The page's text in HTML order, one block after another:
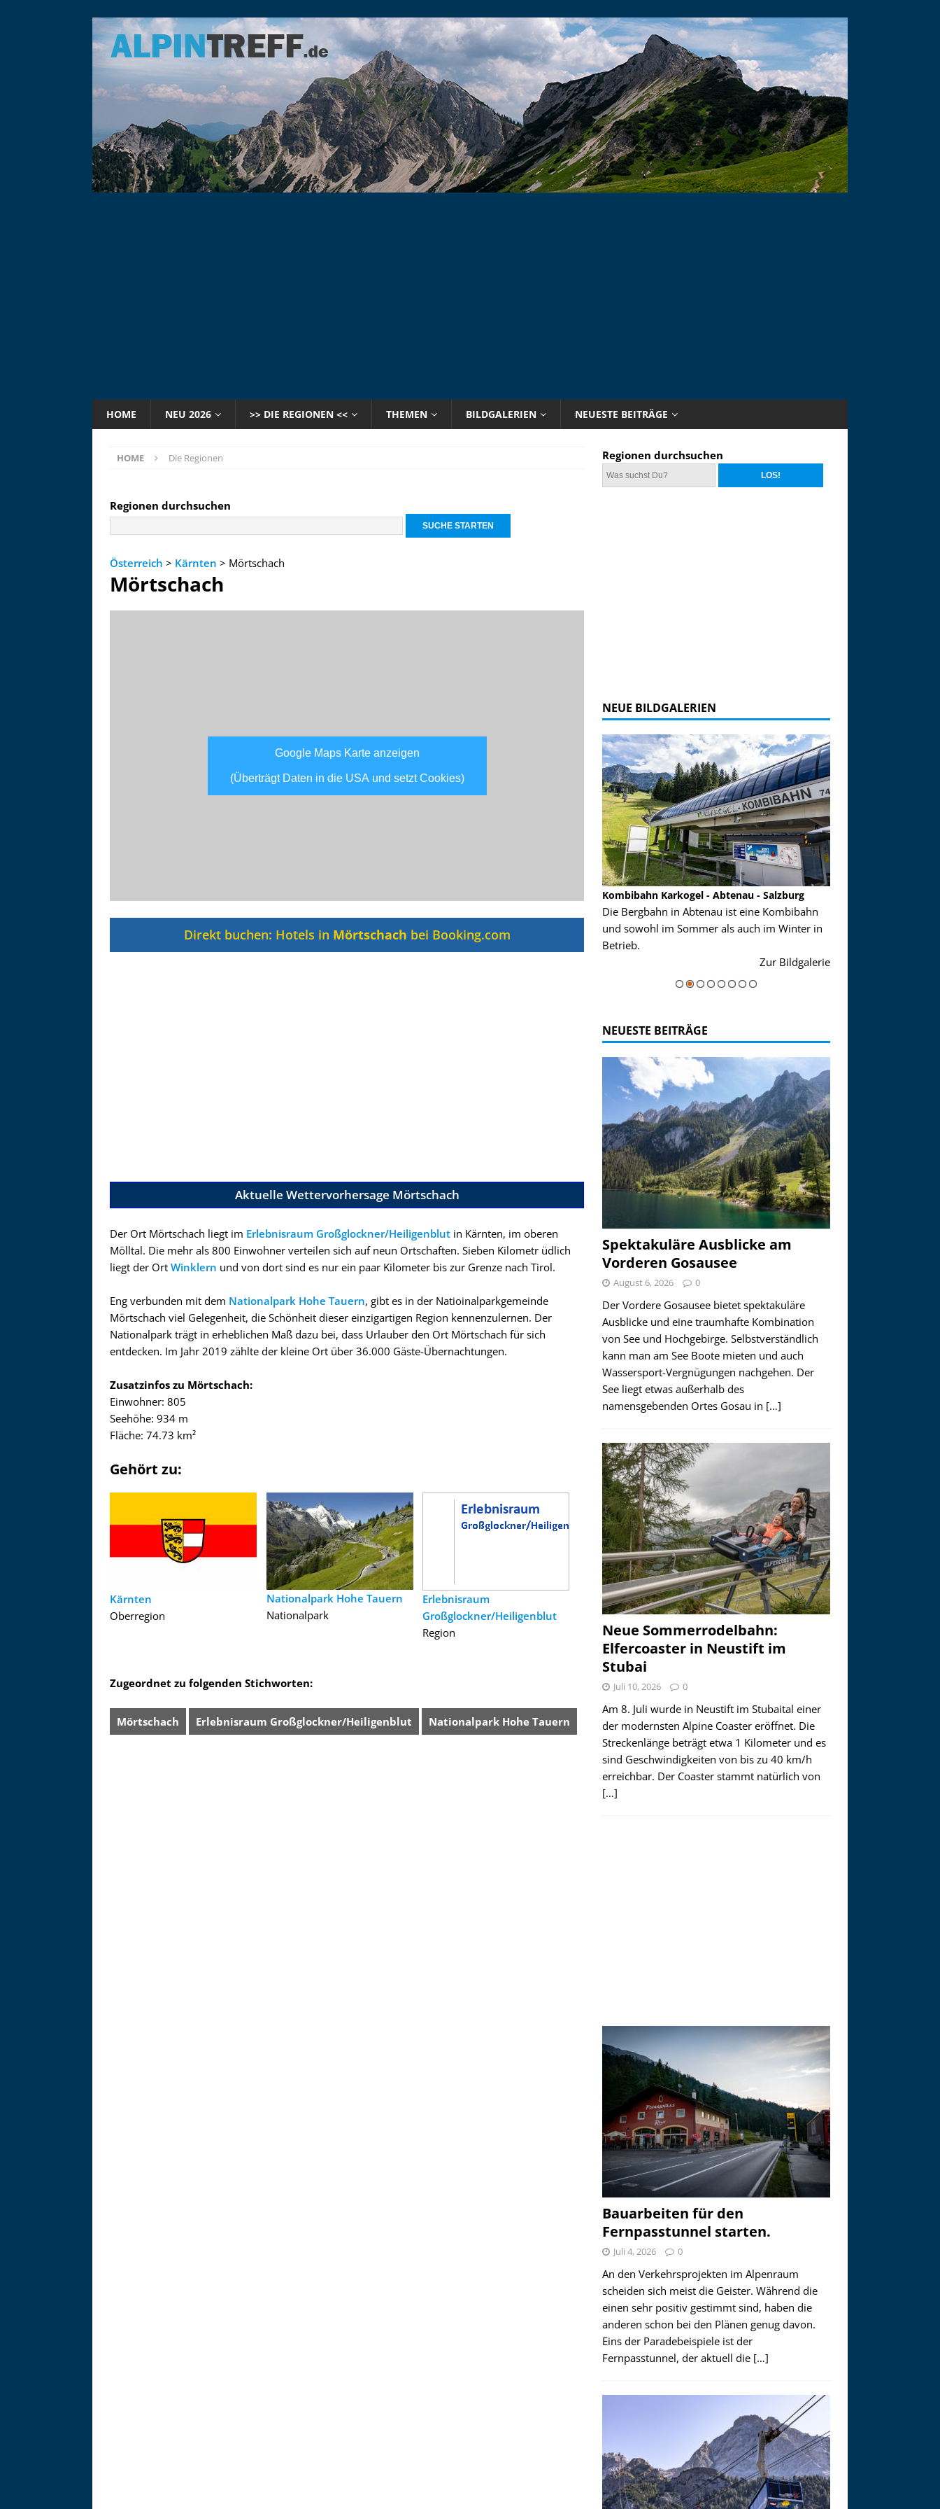
HOME NEU 2026 >> DIE REGIONEN << THEMEN BILDGALERIEN NEUESTE BEITRÄGE
HOME Die Regionen
Regionen durchsuchen
Österreich > Kärnten > Mörtschach
Mörtschach
Google Maps Karte anzeigen
(Überträgt Daten in die USA und setzt Cookies)
Direkt buchen: Hotels in Mörtschach bei Booking.com
Aktuelle Wettervorhersage Mörtschach
Der Ort Mörtschach liegt im Erlebnisraum Großglockner/Heiligenblut in Kärnten, im oberen
Mölltal. Die mehr als 800 Einwohner verteilen sich auf neun Ortschaften. Sieben Kilometr üdlich
liegt der Ort Winklern und von dort sind es nur ein paar Kilometer bis zur Grenze nach Tirol.
Eng verbunden mit dem Nationalpark Hohe Tauern, gibt es in der Natioinalparkgemeinde
Mörtschach viel Gelegenheit, die Schönheit dieser einzigartigen Region kennenzulernen. Der
Nationalpark trägt in erheblichen Maß dazu bei, dass Urlauber den Ort Mörtschach für sich
entdecken. Im Jahr 2019 zählte der kleine Ort über 36.000 Gäste-Übernachtungen.
Zusatzinfos zu Mörtschach:
Einwohner: 805
Seehöhe: 934 m
Fläche: 74.73 km²
Gehört zu:
Kärnten
Oberregion
Nationalpark Hohe Tauern
Nationalpark
Erlebnisraum
Großglockner/Heiligenblut
Region
Zugeordnet zu folgenden Stichworten:
Mörtschach Erlebnisraum Großglockner/Heiligenblut Nationalpark Hohe Tauern
Regionen durchsuchen
NEUE BILDGALERIEN
Alpine Coaster in Imst! Hier kannst Du Dir
Bilder des Coasters ansehen.
Kombibahn Karkogel - Abtenau - Salzburg
Die Bergbahn in Abtenau ist eine Kombibahn
und sowohl im Sommer als auch im Winter in
Betrieb.
Zur Bildgaleriemajestätisch...
NEUESTE BEITRÄGE
Spektakuläre Ausblicke am
Vorderen Gosausee
August 6, 2026 0
Der Vordere Gosausee bietet spektakuläre
Ausblicke und eine traumhafte Kombination
von See und Hochgebirge. Selbstverständlich
kann man am See Boote mieten und auch
Wassersport-Vergnügungen nachgehen. Der
See liegt etwas außerhalb des
namensgebenden Ortes Gosau in […]
Neue Sommerrodelbahn:
Elfercoaster in Neustift im
Stubai
Juli 10, 2026 0
Am 8. Juli wurde in Neustift im Stubaital einer
der modernsten Alpine Coaster eröffnet. Die
Streckenlänge beträgt etwa 1 Kilometer und es
sind Geschwindigkeiten von bis zu 40 km/h
erreichbar. Der Coaster stammt natürlich von
[…]
Bauarbeiten für den
Fernpasstunnel starten.
Juli 4, 2026 0
An den Verkehrsprojekten im Alpenraum
scheiden sich meist die Geister. Während die
einen sehr positiv gestimmt sind, haben die
anderen schon bei den Plänen genug davon.
Eins der Paradebeispiele ist der
Fernpasstunnel, der aktuell die […]